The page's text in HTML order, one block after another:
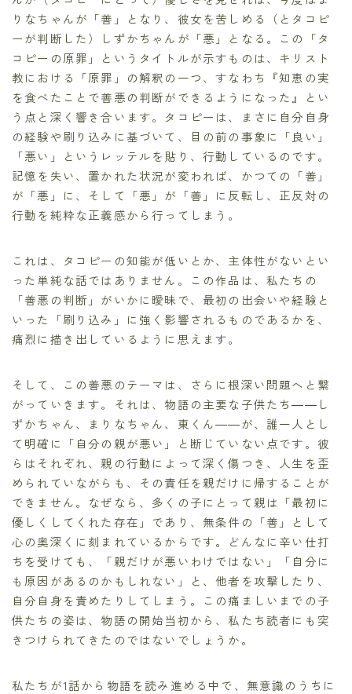
りなちゃんが「善」となり、彼女を苦しめる（とタコピ
ーが判断した）しずかちゃんが「悪」となる。この「タ
コピーの原罪」というタイトルが示すものは、キリスト
教における「原罪」の解釈の一つ、すなわち『知恵の実
を食べたことで善悪の判断ができるようになった』とい
う点と深く響き合います。タコピーは、まさに自分自身
の経験や刷り込みに基づいて、目の前の事象に「良い」
「悪い」というレッテルを貼り、行動しているのです。
記憶を失い、置かれた状況が変われば、かつての「善」
が「悪」に、そして「悪」が「善」に反転し、正反対の
行動を純粋な正義感から行ってしまう。
これは、タコピーの知能が低いとか、主体性がないとい
った単純な話ではありません。この作品は、私たちの
「善悪の判断」がいかに曖昧で、最初の出会いや経験と
いった「刷り込み」に強く影響されるものであるかを、
痛烈に描き出しているように思えます。
そして、この善悪のテーマは、さらに根深い問題へと繋
がっていきます。それは、物語の主要な子供たち――し
ずかちゃん、まりなちゃん、東くん――が、誰一人とし
て明確に「自分の親が悪い」と断じていない点です。彼
らはそれぞれ、親の行動によって深く傷つき、人生を歪
められていながらも、その責任を親だけに帰することが
できません。なぜなら、多くの子にとって親は「最初に
優しくしてくれた存在」であり、無条件の「善」として
心の奥深くに刻まれているからです。どんなに辛い仕打
ちを受けても、「親だけが悪いわけではない」「自分に
も原因があるのかもしれない」と、他者を攻撃したり、
自分自身を責めたりしてしまう。この痛ましいまでの子
供たちの姿は、物語の開始当初から、私たち読者にも突
きつけられてきたのではないでしょうか。
私たちが1話から物語を読み進める中で、無意識のうちに